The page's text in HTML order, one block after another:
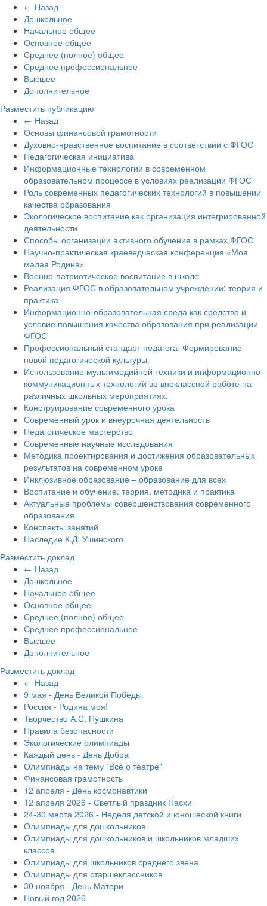
← Назад
Дошкольное
Начальное общее
Основное общее
Среднее (полное) общее
Среднее профессиональное
Высшее
Дополнительное
Разместить публикацию
← Назад
Основы финансовой грамотности
Духовно-нравственное воспитание в соответствии с ФГОС
Педагогическая инициатива
Информационные технологии в современном
образовательном процессе в условиях реализации ФГОС
Роль современных педагогических технологий в повышении
качества образования
Экологическое воспитание как организация интегрированной
деятельности
Способы организации активного обучения в рамках ФГОС
Научно-практическая краеведческая конференция «Моя
малая Родина»
Военно-патриотическое воспитание в школе
Реализация ФГОС в образовательном учреждении: теория и
практика
Информационно-образовательная среда как средство и
условие повышения качества образования при реализации
ФГОС
Профессиональный стандарт педагога. Формирование
новой педагогической культуры.
Использование мультимедийной техники и информационно-
коммуникационных технологий во внеклассной работе на
различных школьных мероприятиях.
Конструирование современного урока
Современный урок и внеурочная деятельность
Педагогическое мастерство
Современные научные исследования
Методика проектирования и достижения образовательных
результатов на современном уроке
Инклюзивное образование – образование для всех
Воспитание и обучение: теория, методика и практика
Актуальные проблемы совершенствования современного
образования
Конспекты занятий
Наследие К.Д. Ушинского
Разместить доклад
← Назад
Дошкольное
Начальное общее
Основное общее
Среднее (полное) общее
Среднее профессиональное
Высшее
Дополнительное
Разместить доклад
← Назад
9 мая - День Великой Победы
Россия - Родина моя!
Творчество А.С. Пушкина
Правила безопасности
Экологические олимпиады
Каждый день - День Добра
Олимпиады на тему "Всё о театре"
Финансовая грамотность
12 апреля - День космонавтики
12 апреля 2026 - Светлый праздник Пасхи
24-30 марта 2026 - Неделя детской и юношеской книги
Олимпиады для дошкольников
Олимпиады для дошкольников и школьников младших
классов
Олимпиады для школьников среднего звена
Олимпиады для старшеклассников
30 ноября - День Матери
Новый год 2026